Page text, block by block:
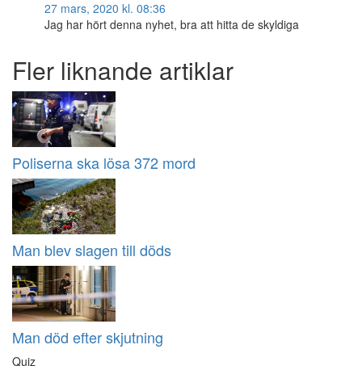
27 mars, 2020 kl. 08:36
Jag har hört denna nyhet, bra att hitta de skyldiga
Fler liknande artiklar
Poliserna ska lösa 372 mord
Man blev slagen till döds
Man död efter skjutning
Quiz